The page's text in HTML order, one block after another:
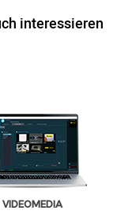
interessieren
VIDEOMEDIA